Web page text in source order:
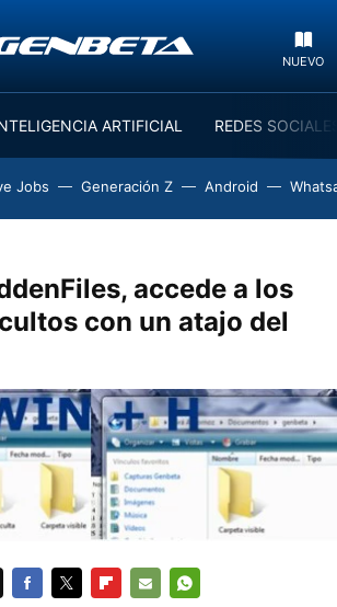
NUEVO
ARTIFICIAL REDES
Jobs Generación Z Android
accede a los
con un atajo del